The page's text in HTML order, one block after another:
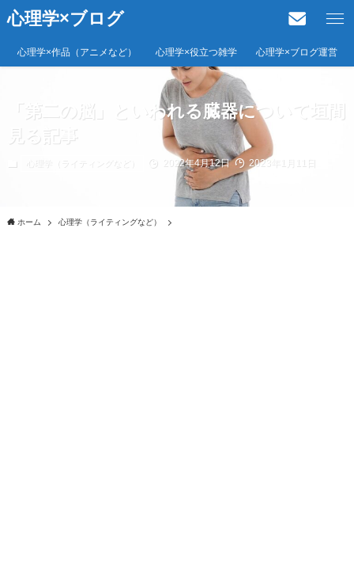
心理学×ブログ
心理学×作品（アニメなど） 心理学×役立つ雑学 心理学×ブログ運営
「第二の脳」といわれる臓器について垣間
見る記事
心理学（ライティングなど） 2022年4月12日 2023年1月11日
ホーム 心理学（ライティングなど）